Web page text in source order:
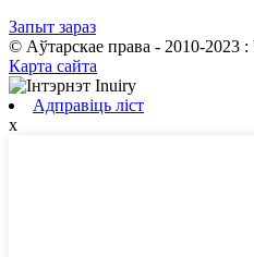
Запыт зараз
© Аўтарскае права - 2010-2023
Карта сайта
Адправіць ліст
x